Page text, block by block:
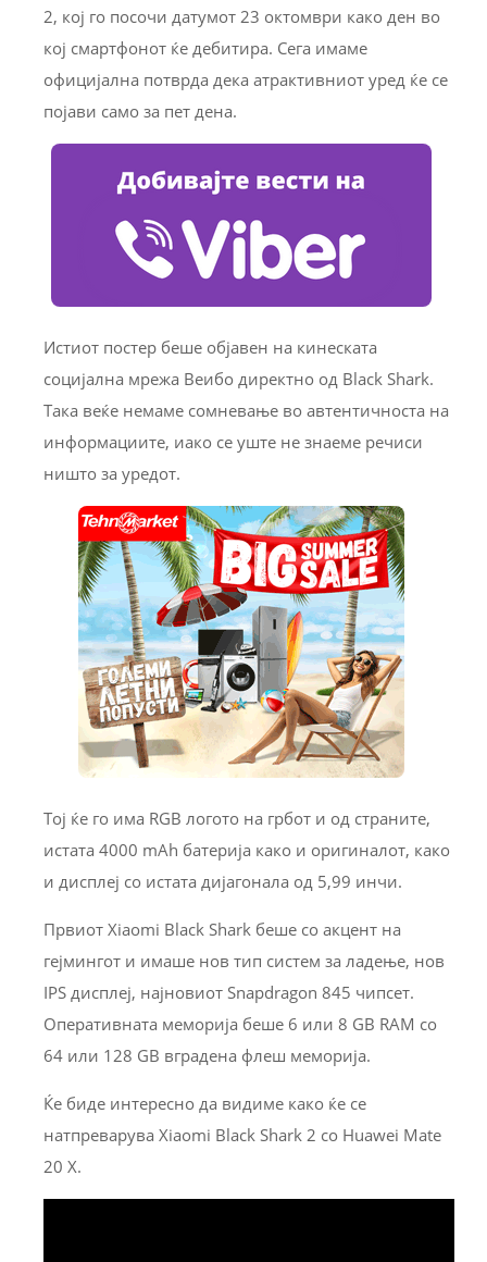
2, кој го посочи датумот 23 октомври како ден во
кој смартфонот ќе дебитира. Сега имаме
официјална потврда дека атрактивниот уред ќе се
појави само за пет дена.
Истиот постер беше објавен на кинеската
социјална мрежа Веибо директно од Black Shark.
Така веќе немаме сомневање во автентичноста на
информациите, иако се уште не знаеме речиси
ништо за уредот.
Тој ќе го има RGB логото на грбот и од страните,
истата 4000 mAh батерија како и оригиналот, како
и дисплеј со истата дијагонала од 5,99 инчи.
Првиот Xiaomi Black Shark беше со акцент на
гејмингот и имаше нов тип систем за ладење, нов
IPS дисплеј, најновиот Snapdragon 845 чипсет.
Оперативната меморија беше 6 или 8 GB RAM cо
64 или 128 GB вградена флеш меморија.
Ќе биде интересно да видиме како ќе се
натпреварува Xiaomi Black Shark 2 со Huawei Mate
20 X.